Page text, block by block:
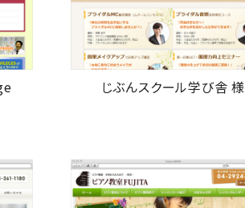
じぶんスクール学び舎 様